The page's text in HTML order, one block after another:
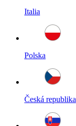
Italia
Polska
Česká republika